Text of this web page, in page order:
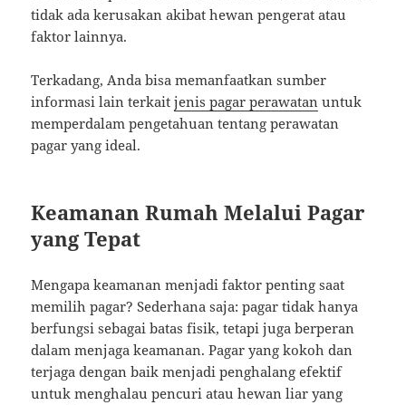
tidak ada kerusakan akibat hewan pengerat atau
faktor lainnya.
Terkadang, Anda bisa memanfaatkan sumber
informasi lain terkaitjenis pagar perawatan untuk
memperdalam pengetahuan tentang perawatan
pagar yang ideal.
Keamanan Rumah Melalui Pagar
yang Tepat
Mengapa keamanan menjadi faktor penting saat
memilih pagar? Sederhana saja: pagar tidak hanya
berfungsi sebagai batas fisik, tetapi juga berperan
dalam menjaga keamanan. Pagar yang kokoh dan
terjaga dengan baik menjadi penghalang efektif
untuk menghalau pencuri atau hewan liar yang